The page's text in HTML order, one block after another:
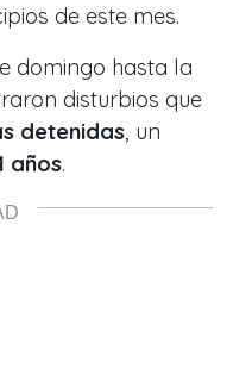
de este mes.
domingo hasta la
disturbios que
detenidas, un
años.